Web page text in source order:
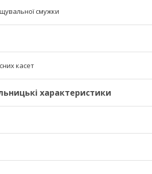
смужки
касет
характеристики